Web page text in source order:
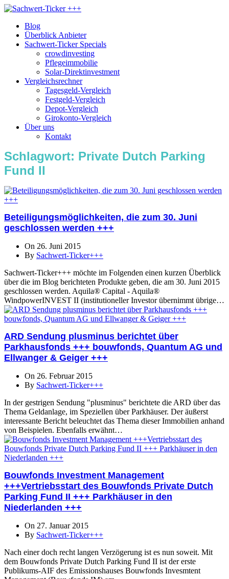
Blog
Überblick Anbieter
Sachwert-Ticker Specials
crowdinvesting
Pflegeimmobilie
Solar-Direktinvestment
Vergleichsrechner
Tagesgeld-Vergleich
Festgeld-Vergleich
Depot-Vergleich
Girokonto-Vergleich
Über uns
Kontakt
Schlagwort: Private Dutch Parking
Fund II
Beteiligungsmöglichkeiten, die zum 30. Juni
geschlossen werden +++
On 26. Juni 2015
By Sachwert-Ticker+++
Sachwert-Ticker+++ möchte im Folgenden einen kurzen Überblick
über die im Blog berichteten Produkte geben, die am 30. Juni 2015
geschlossen werden. Aquila® Capital - Aquila®
WindpowerINVEST II (institutioneller Investor übernimmt übrige…
ARD Sendung plusminus berichtet über
Parkhausfonds +++ bouwfonds, Quantum AG und
Ellwanger & Geiger +++
On 26. Februar 2015
By Sachwert-Ticker+++
In der gestrigen Sendung "plusminus" berichtete die ARD über das
Thema Geldanlage, im Speziellen über Parkhäuser. Der äußerst
interessante Bericht beleuchtet das Thema dieser Immobilien anhand
von Beispielen. Ebenfalls erwähnt…
Bouwfonds Investment Management
+++Vertriebsstart des Bouwfonds Private Dutch
Parking Fund II +++ Parkhäuser in den
Niederlanden +++
On 27. Januar 2015
By Sachwert-Ticker+++
Nach einer doch recht langen Verzögerung ist es nun soweit. Mit
dem Bouwfonds Private Dutch Parking Fund II ist der erste
Publikums-AIF des Emissionshauses Bouwfonds Invesmtent